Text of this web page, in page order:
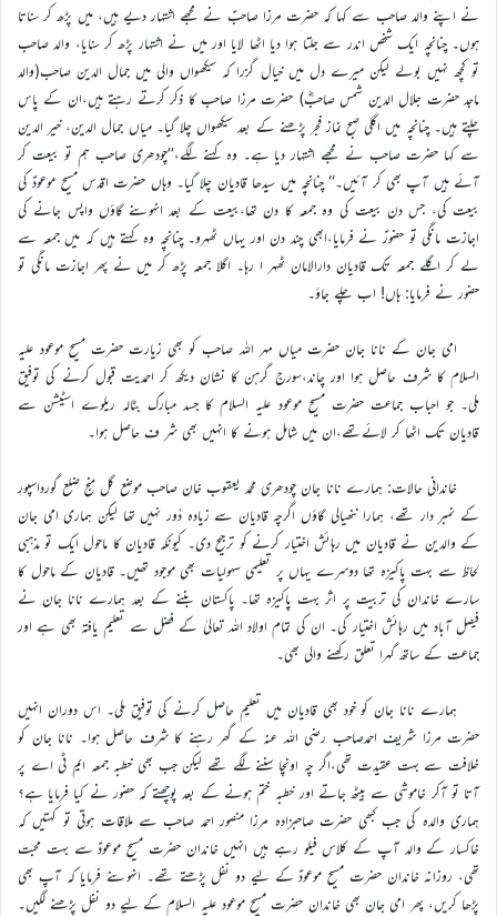
نے اپنے والد صاحب سے کہا کہ حضرت مرزا صاحبؑ نے مجھے اشتہار دیے ہیں، میں پڑھ کر سناتا
ہوں۔ چنانچہ ایک شخص اندر سے جلتا ہوا دیا اٹھا لایا اور میں نے اشتہار پڑھ کر سنایا، والد صاحب
تو کچھ نہیں بولے لیکن میرے دل میں خیال گزرا کہ سیکھواں والی میں جمال الدین صاحب(والد
ماجد حضرت جلال الدین شمس صاحبؓ) حضرت مرزا صاحب کا ذکر کرتے رہتے ہیں،ان کے پاس
چلتے ہیں۔ چنانچہ میں اگلی صبح نماز فجر پڑھنے کے بعد سیکھواں چلا گیا۔ میاں جمال الدین، خیر الدین
سے کہا حضرت صاحب نے مجھے اشتہار دیا ہے۔ وہ کہنے لگے،’’چودھری صاحب ہم تو بیعت کر
آئے ہیں آپ بھی کر آئیں۔‘‘ چنانچہ میں سیدھا قادیان چلا گیا۔ وہاں حضرت اقدس مسیح موعودؑ کی
بیعت کی، جس دن بیعت کی وہ جمعہ کا دن تھا،بیعت کے بعد انہوںنے گاؤں واپس جانے کی
اجازت مانگی تو حضورؑ نے فرمایا،ابھی چند دن اور یہاں ٹھہرو۔ چنانچہ وہ کہتے ہیں کہ میں جمعہ سے
لے کر اگلے جمعہ تک قادیان دارالامان ٹھہر ا رہا۔ اگلا جمعہ پڑھ کر میں نے پھر اجازت مانگی تو
حضور نے فرمایا: ہاں! اب چلے جاؤ۔
امی جان کے نانا جان حضرت میاں مہر اللہ صاحب کو بھی زیارت حضرت مسیح موعود علیہ
السلام کا شرف حاصل ہوا اور چاند،سورج گرہن کا نشان دیکھ کر احمدیت قبول کرنے کی توفیق
ملی۔ جو احباب جماعت حضرت مسیح موعود علیہ السلام کا جسد مبارک بٹالہ ریلوے اسٹیشن سے
قادیان تک اٹھا کر لائےتھے،ان میں شامل ہونے کا انہیں بھی شر ف حاصل ہوا۔
خاندانی حالات: ہمارے نانا جان چودھری محمد یعقوب خان صاحب موضع گل منج ضلع گورداسپور
کے نمبر دار تھے، ہمارا ننھیالی گاؤں اگرچہ قادیان سے زیادہ دُور نہیں تھا لیکن ہماری امی جان
کے والدین نے قادیان میں رہائش اختیار کرنے کو ترجیح دی۔ کیونکہ قادیان کا ماحول ایک تو مذہبی
لحاظ سے بہت پاکیزہ تھا دوسرے یہاں پر تعلیمی سہولیات بھی موجود تھیں۔ قادیان کے ماحول کا
سارے خاندان کی تربیت پر اثر بہت پاکیزہ تھا۔ پاکستان بننے کے بعد ہمارے نانا جان نے
فیصل آباد میں رہائش اختیار کی۔ ان کی تمام اولاد اللہ تعالیٰ کے فضل سے تعلیم یافتہ بھی ہے اور
جماعت کے ساتھ گہرا تعلق رکھنے والی بھی۔
ہمارے نانا جان کو خود بھی قادیان میں تعلیم حاصل کرنے کی توفیق ملی۔ اس دوران انہیں
حضرت مرزا شریف احمدصاحب رضی اللہ عنہ کے گھر رہنے کا شرف حاصل ہوا۔ نانا جان کو
خلافت سے بہت عقیدت تھی،اگر چہ اونچا سننے لگے تھے لیکن جب بھی خطبہ جمعہ ایم ٹی اے پر
آتا تو آکر خاموشی سے بیٹھ جاتے اور خطبہ ختم ہونے کے بعد پوچھتے کہ حضور نے کیا فرمایا ہے؟
ہماری والدہ کی جب کبھی حضرت صاحبزادہ مرزا منصور احمد صاحب سے ملاقات ہوتی تو کہتیں کہ
خاکسار کے والد آپ کے کلاس فیلو رہے ہیں انہیں خاندان حضرت مسیح موعودؑ سے بہت محبت
تھی، روزانہ خاندان حضرت مسیح موعودؑ کے لیے دو نفل پڑھتے تھے۔ انہوںنے فرمایا کہ آپ بھی
پڑھا کریں، پھر امی جان بھی خاندان حضرت مسیح موعود علیہ السلام کے لیے دو نفل پڑھنے لگیں۔